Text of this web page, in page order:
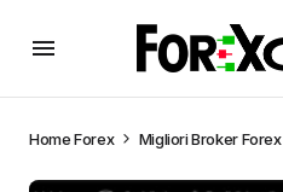
HomeForex Migliori Broker Forex